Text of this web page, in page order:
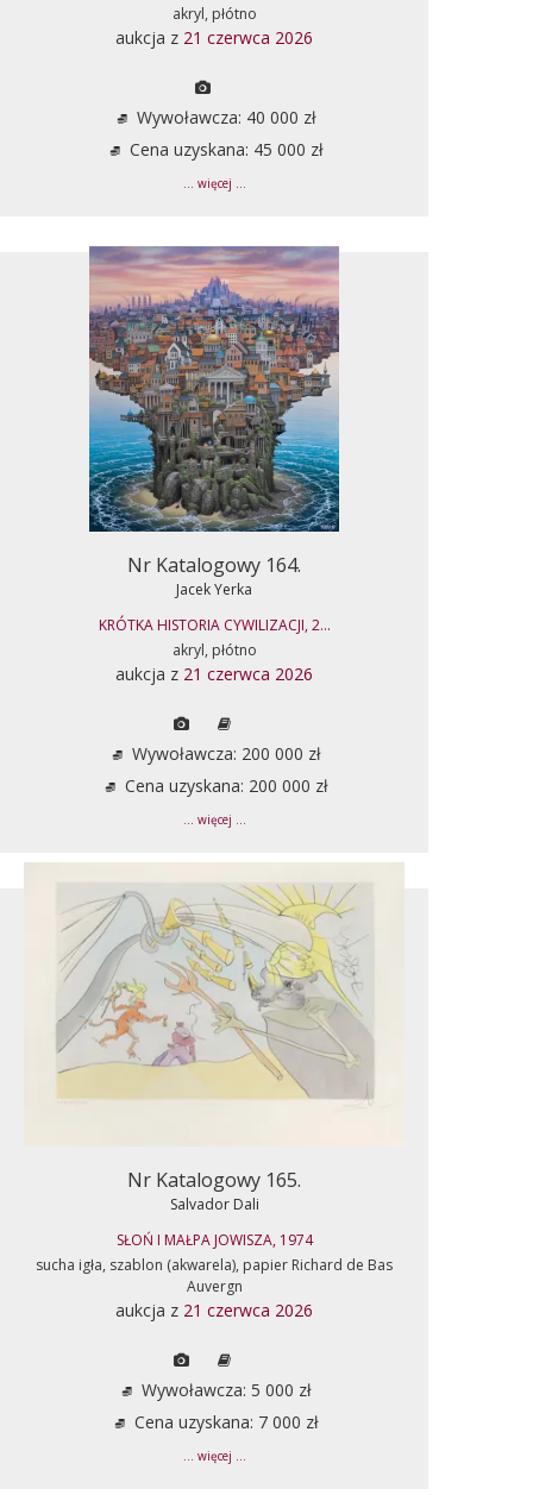
akryl, płótno
aukcja z 21 czerwca 2026
Wywoławcza: 40 000 zł
Cena uzyskana: 45 000 zł
... więcej ...
Nr Katalogowy 164.
Jacek Yerka
KRÓTKA HISTORIA CYWILIZACJI, 2...
akryl, płótno
aukcja z 21 czerwca 2026
Wywoławcza: 200 000 zł
Cena uzyskana: 200 000 zł
... więcej ...
Nr Katalogowy 165.
Salvador Dali
SŁOŃ I MAŁPA JOWISZA, 1974
sucha igła, szablon (akwarela), papier Richard de Bas
Auvergn
aukcja z 21 czerwca 2026
Wywoławcza: 5 000 zł
Cena uzyskana: 7 000 zł
... więcej ...